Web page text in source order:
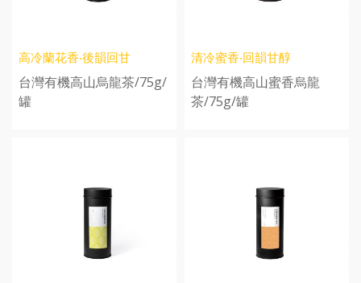
高冷蘭花香‧後韻回甘
台灣有機高山烏龍茶/75g/
罐
清冷蜜香‧回韻甘醇
台灣有機高山蜜香烏龍
茶/75g/罐